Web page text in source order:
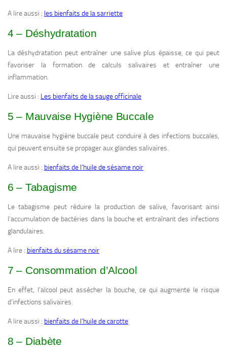
A lire aussi : les bienfaits de la sarriette
4 – Déshydratation
La déshydratation peut entraîner une salive plus épaisse, ce qui peut
favoriser la formation de calculs salivaires et entraîner une
inflammation.
Lire aussi : Les bienfaits de la sauge officinale
5 – Mauvaise Hygiène Buccale
Une mauvaise hygiène buccale peut conduire à des infections buccales,
qui peuvent ensuite se propager aux glandes salivaires.
A lire aussi : bienfaits de l’huile de sésame noir
6 – Tabagisme
Le tabagisme peut réduire la production de salive, favorisant ainsi
l’accumulation de bactéries dans la bouche et entraînant des infections
glandulaires.
A lire : bienfaits du sésame noir
7 – Consommation d’Alcool
En effet, l’alcool peut assécher la bouche, ce qui augmente le risque
d’infections salivaires.
A lire aussi : bienfaits de l’huile de carotte
8 – Diabète